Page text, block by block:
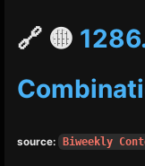
🔗 🟡
source: Biweekly